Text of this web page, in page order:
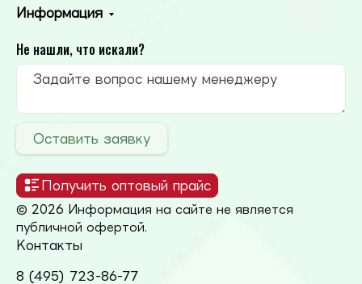
Информация
Не нашли, что искали?
Оставить заявку
Получить оптовый прайс
© 2026 Информация на сайте не является
публичной офертой.
Контакты
8 (495) 723-86-77